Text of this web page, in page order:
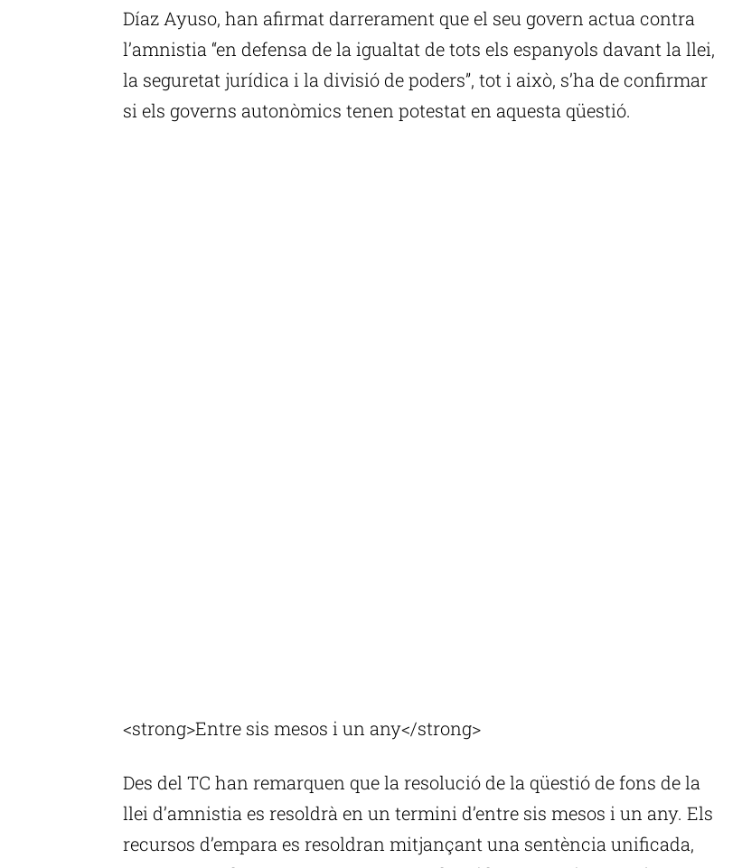
Díaz Ayuso, han afirmat darrerament que el seu govern actua contra
l’amnistia “en defensa de la igualtat de tots els espanyols davant la llei,
la seguretat jurídica i la divisió de poders”, tot i això, s’ha de confirmar
si els governs autonòmics tenen potestat en aquesta qüestió.
<strong>Entre sis mesos i un any</strong>
Des del TC han remarquen que la resolució de la qüestió de fons de la
llei d’amnistia es resoldrà en un termini d’entre sis mesos i un any. Els
recursos d’empara es resoldran mitjançant una sentència unificada,